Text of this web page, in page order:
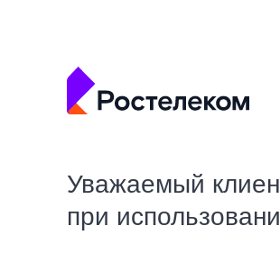
Уважаемый
при